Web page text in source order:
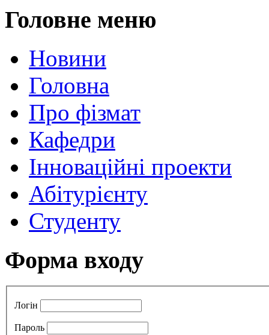
Головне меню
Новини
Головна
Про фізмат
Кафедри
Інноваційні проекти
Абітурієнту
Студенту
Форма входу
Логін
Пароль